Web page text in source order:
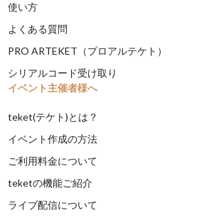
使い方
よくある質問
PRO ARTEKET（プロアルテケト）
シリアルコード受け取り
イベント主催者様へ
teket(テケト)とは？
イベント作成の方法
ご利用料金について
teketの機能ご紹介
ライブ配信について